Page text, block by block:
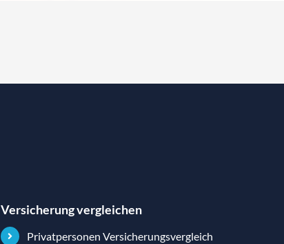
Versicherung vergleichen
Privatpersonen Versicherungsvergleich